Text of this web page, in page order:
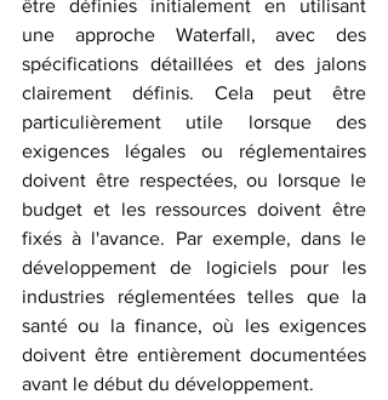
être définies initialement en utilisant
une approche Waterfall, avec des
spécifications détaillées et des jalons
clairement définis. Cela peut être
particulièrement utile lorsque des
exigences légales ou réglementaires
doivent être respectées, ou lorsque le
budget et les ressources doivent être
fixés à l'avance. Par exemple, dans le
développement de logiciels pour les
industries réglementées telles que la
santé ou la finance, où les exigences
doivent être entièrement documentées
avant le début du développement.